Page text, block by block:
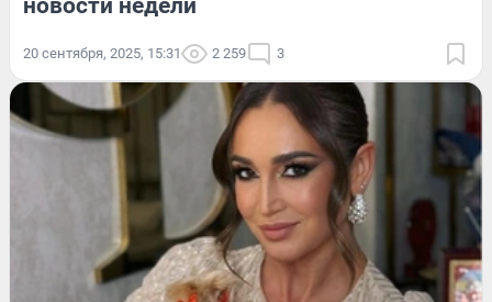
20 сентября, 2025, 15:31 2 259 3